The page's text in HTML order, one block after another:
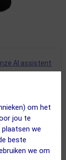
om het
jou te
we
beste
we om
AI assistent
in huis!